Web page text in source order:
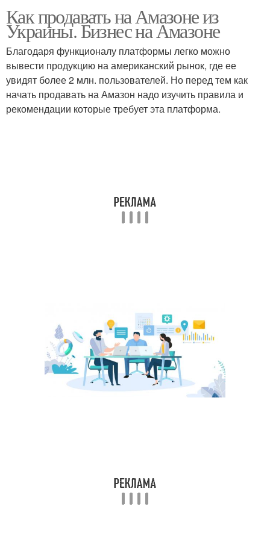
Практики про амазон Книжный бизнес
Книги на амазоне Книги на амазон
Как продавать на Амазоне из
Украины. Бизнес на Амазоне
Благодаря функционалу платформы легко можно
вывести продукцию на американский рынок, где ее
увидят более 2 млн. пользователей. Но перед тем как
начать продавать на Амазон надо изучить правила и
рекомендации которые требует эта платформа.